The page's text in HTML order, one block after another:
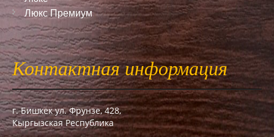
Люкс Премиум
Контактная информация
г. Бишкек ул. Фрунзе, 428,
Кыргызская Республика